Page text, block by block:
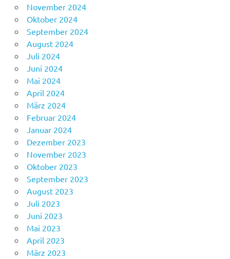
November 2024
Oktober 2024
September 2024
August 2024
Juli 2024
Juni 2024
Mai 2024
April 2024
März 2024
Februar 2024
Januar 2024
Dezember 2023
November 2023
Oktober 2023
September 2023
August 2023
Juli 2023
Juni 2023
Mai 2023
April 2023
März 2023